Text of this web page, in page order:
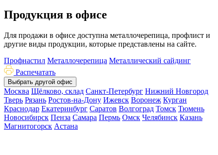
Продукция в офисе
Для продажи в офисе доступна металлочерепица, профлист и
другие виды продукции, которые представлены на сайте.
Профнастил Металлочерепица Металлический сайдинг
Распечатать
Выбрать другой офис
Москва Щёлково, склад Санкт-Петербург Нижний Новгород
Тверь Рязань Ростов-на-Дону Ижевск Воронеж Курган
Краснодар Екатеринбург Саратов Волгоград Томск Тюмень
Новосибирск Пенза Самара Пермь Омск Челябинск Казань
Магнитогорск Астана